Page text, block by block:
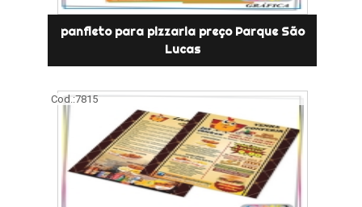
panfleto para pizzaria preço Parque São
Lucas
Cod.:7815